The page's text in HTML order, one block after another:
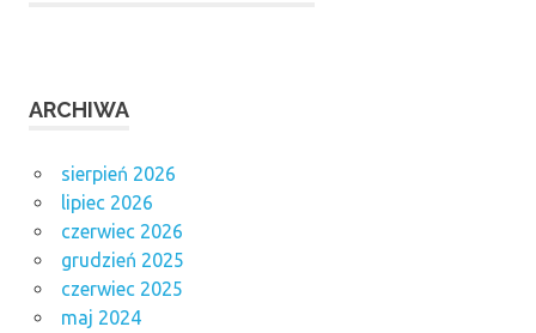
ARCHIWA
sierpień 2026
lipiec 2026
czerwiec 2026
grudzień 2025
czerwiec 2025
maj 2024